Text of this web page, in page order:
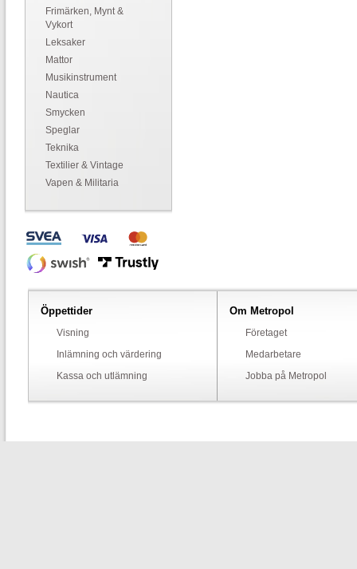
Frimärken, Mynt &
Vykort
Leksaker
Mattor
Musikinstrument
Nautica
Smycken
Speglar
Teknika
Textilier & Vintage
Vapen & Militaria
Öppettider
Visning
Inlämning och värdering
Kassa och utlämning
Om Metropol
Företaget
Medarbetare
Jobba på Metropol